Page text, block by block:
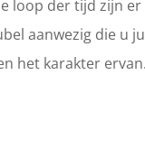
loop der tijd zijn er
aanwezig die u
het karakter